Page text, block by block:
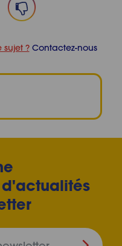
sujet ?Contactez-nous
d'actualités